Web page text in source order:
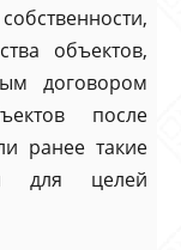
объектов,
договором
после
ранее такие
для целей